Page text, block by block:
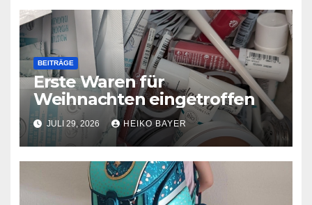
BEITRÄGE
Erste Waren für
Weihnachten eingetroffen
JULI 29, 2026 HEIKO BAYER